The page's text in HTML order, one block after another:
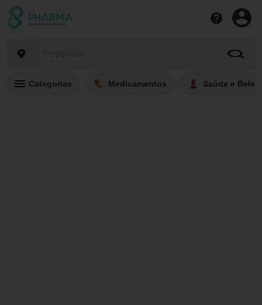
Categorias Medicamentos Saúde e